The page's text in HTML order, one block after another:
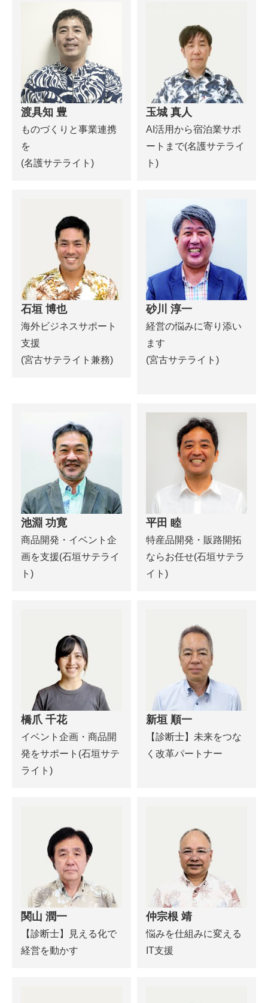
渡具知 豊
ものづくりと事業連携
を
(名護サテライト)
玉城 真人
AI活用から宿泊業サポ
ートまで(名護サテライ
ト)
石垣 博也
海外ビジネスサポート
支援
(宮古サテライト兼務)
砂川 淳一
経営の悩みに寄り添い
ます
(宮古サテライト)
池淵 功寛
商品開発・イベント企
画を支援(石垣サテライ
ト)
平田 睦
特産品開発・販路開拓
ならお任せ(石垣サテラ
イト)
橋爪 千花
イベント企画・商品開
発をサポート(石垣サテ
ライト)
新垣 順一
【診断士】未来をつな
く改革パートナー
関山 潤一
【診断士】見える化で
経営を動かす
仲宗根 靖
悩みを仕組みに変える
IT支援